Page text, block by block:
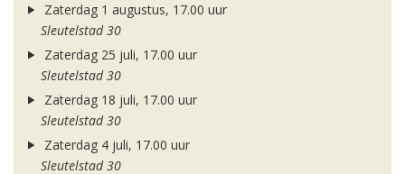
Zaterdag 1 augustus, 17.00 uur
Sleutelstad 30
Zaterdag 25 juli, 17.00 uur
Sleutelstad 30
Zaterdag 18 juli, 17.00 uur
Sleutelstad 30
Zaterdag 4 juli, 17.00 uur
Sleutelstad 30